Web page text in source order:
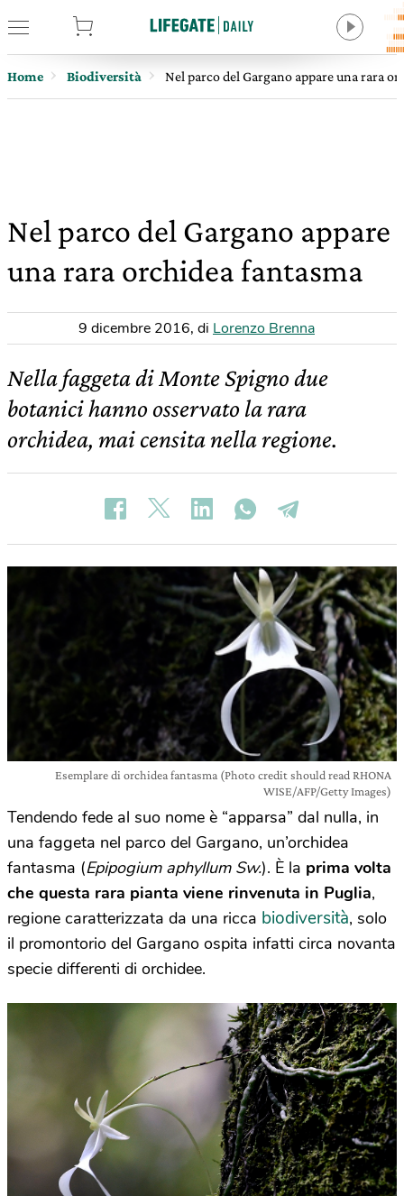
Home Biodiversità Nel parco del Gargano appare una rara
Nel parco del Gargano appare
una rara orchidea fantasma
9 dicembre 2016, di Lorenzo Brenna
Nella faggeta di Monte Spigno due
botanici hanno osservato la rara
orchidea, mai censita nella regione.
Esemplare di orchidea fantasma (Photo credit should read RHONA
WISE/AFP/Getty Images)
Tendendo fede al suo nome è “apparsa” dal nulla, in
una faggeta nel parco del Gargano, un’orchidea
fantasma (Epipogium aphyllum Sw.). È la prima volta
che questa rara pianta viene rinvenuta in Puglia,
regione caratterizzata da una ricca biodiversità, solo
il promontorio del Gargano ospita infatti circa novanta
specie differenti di orchidee.